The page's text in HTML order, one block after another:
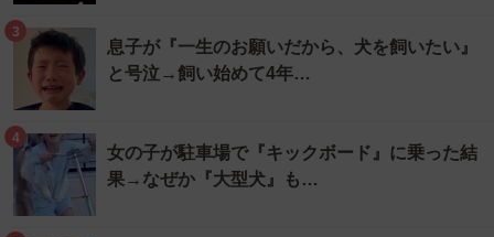
3
息子が『一生のお願いだから、犬を飼いたい』
と号泣→飼い始めて4年…
4
女の子が駐車場で『キックボード』に乗った結
果→なぜか『大型犬』も…